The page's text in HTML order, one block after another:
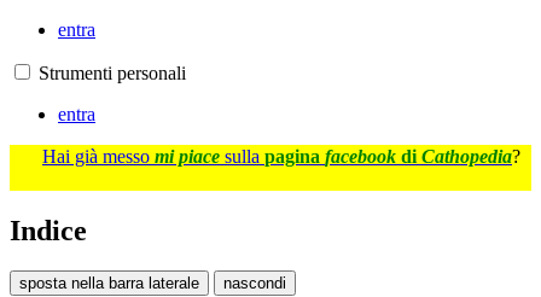
entra
Strumenti personali
entra
Hai già messo mi piace sulla pagina facebook di Cathopedia?
Indice
sposta nella barra laterale nascondi